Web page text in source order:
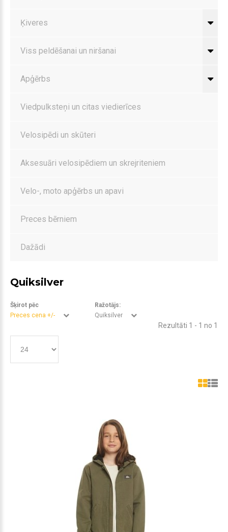
Ķiveres
Viss peldēšanai un niršanai
Apģērbs
Viedpulksteņi un citas viedierīces
Velosipēdi un skūteri
Aksesuāri velosipēdiem un skrejriteniem
Velo-, moto apģērbs un apavi
Preces bērniem
Dažādi
Quiksilver
Šķirot pēc
Preces cena +/-
Ražotājs:
Quiksilver
Rezultāti 1 - 1 no 1